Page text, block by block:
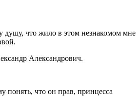
душу, что жило в этом незнакомом мне
Александрович.
понять, что он прав, принцесса